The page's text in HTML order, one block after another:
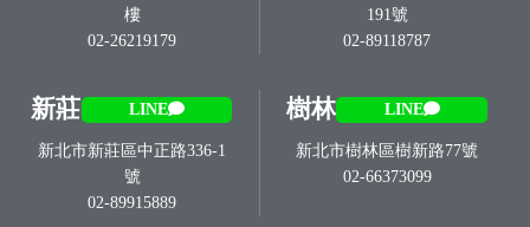
樓
02-26219179
191號
02-89118787
新莊 LINE
新北市新莊區中正路336-1
號
02-89915889
樹林 LINE
新北市樹林區樹新路77號
02-66373099